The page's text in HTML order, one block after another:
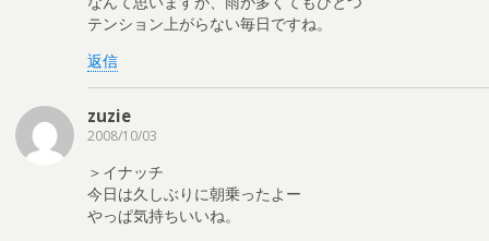
テンション上がらない毎日ですね。
返信
zuzie
2008/10/03
＞イナッチ
今日は久しぶりに朝乗ったよー
やっぱ気持ちいいね。